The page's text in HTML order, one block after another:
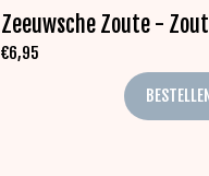
Zeeuwsche Zoute -
€6,95